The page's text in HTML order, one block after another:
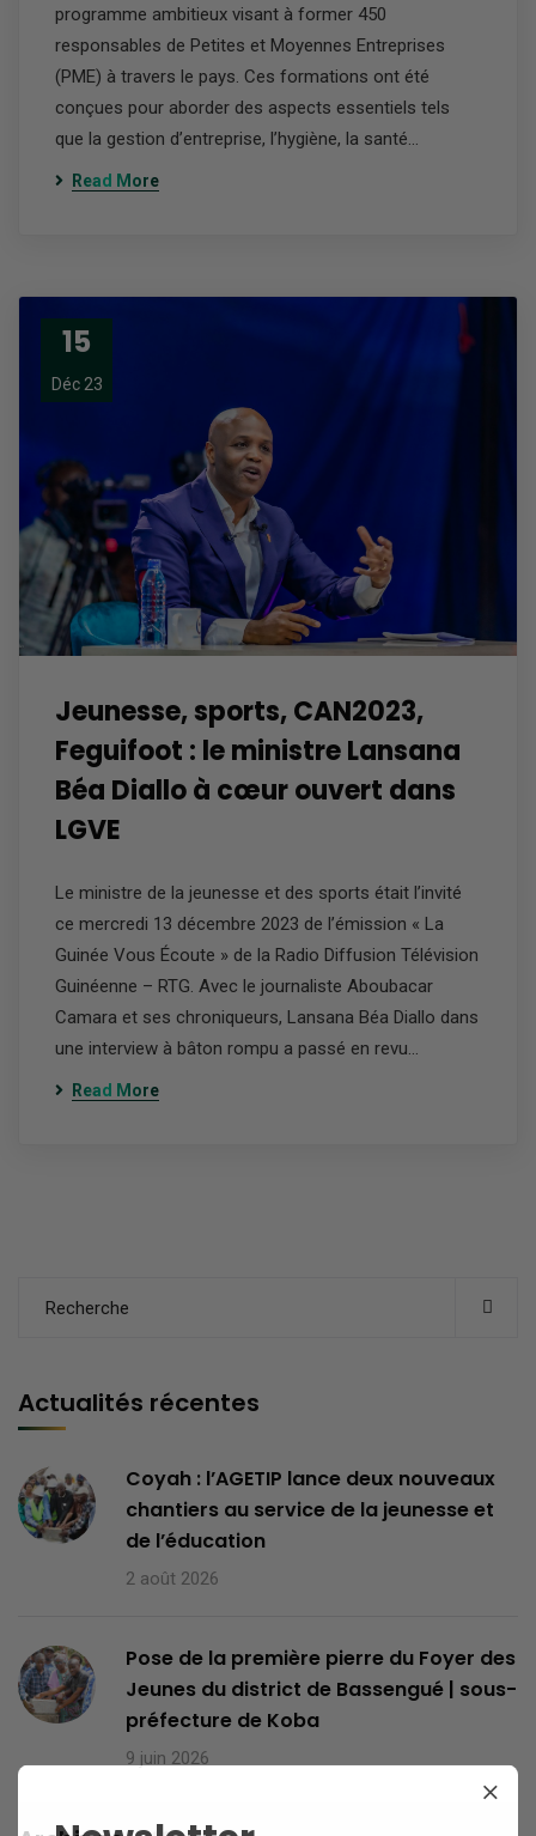
programme ambitieux visant à former 450
responsables de Petites et Moyennes Entreprises
(PME) à travers le pays. Ces formations ont été
conçues pour aborder des aspects essentiels tels
que la gestion d’entreprise, l’hygiène, la santé…
Read More
15
Déc 23
Jeunesse, sports, CAN2023,
Feguifoot : le ministre Lansana
Béa Diallo à cœur ouvert dans
LGVE
Le ministre de la jeunesse et des sports était l’invité
ce mercredi 13 décembre 2023 de l’émission « La
Guinée Vous Écoute » de la Radio Diffusion Télévision
Guinéenne – RTG. Avec le journaliste Aboubacar
Camara et ses chroniqueurs, Lansana Béa Diallo dans
une interview à bâton rompu a passé en revu…
Read More
Actualités récentes
Coyah : l’AGETIP lance deux nouveaux
chantiers au service de la jeunesse et
de l’éducation
2 août 2026
Pose de la première pierre du Foyer des
Jeunes du district de Bassengué | sous-
préfecture de Koba
9 juin 2026